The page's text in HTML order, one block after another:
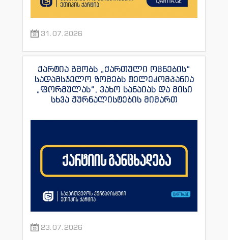
31.07.2026
ქარტია გმობს „ქართული ოცნების“
სადამსჯელო ზომებს ტელეკომპანია
„ფორმულას“, ვახო სანაიას და მისი
სხვა ჟურნალისტების მიმართ
23.07.2026